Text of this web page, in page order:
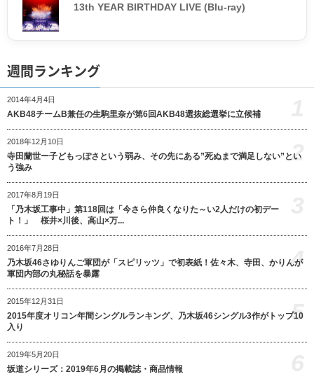
13th YEAR BIRTHDAY LIVE (Blu-ray)
週間ランキング
2014年4月4日
AKB48チームB兼任の生駒里奈が第6回AKB48選抜総選挙に立候補
2018年12月10日
寺田蘭世ー子どもっぽさという弱み、その先にある”死ぬまで満足しない”とい
う強み
2
2017年8月19日
「乃木坂工事中」第118回は「今さら仲良くなりた～い2人だけの初デー
ト！」 桜井×川後、高山×万...
2016年7月28日
乃木坂46さゆりんご軍団が「スピリッツ」で初表紙！佐々木、寺田、かりんが
軍団内部の丸秘話を暴露
4
2015年12月31日
2015年度オリコン年間シングルランキング、乃木坂46シングル3作がトップ10
入り
5
2019年5月20日
坂道シリーズ：2019年6月の掲載誌・商品情報